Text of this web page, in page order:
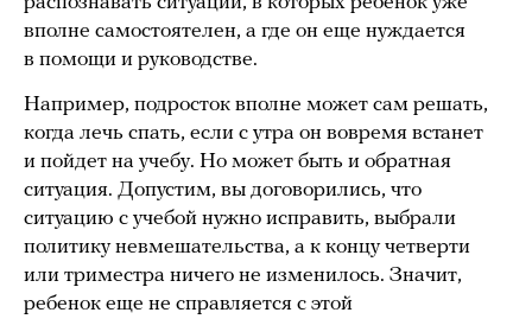
вполне самостоятелен, а где он еще нуждается
в помощи и руководстве.
Например, подросток вполне может сам решать,
когда лечь спать, если с утра он вовремя встанет
и пойдет на учебу. Но может быть и обратная
ситуация. Допустим, вы договорились, что
ситуацию с учебой нужно исправить, выбрали
политику невмешательства, а к концу четверти
или триместра ничего не изменилось. Значит,
ребенок еще не справляется с этой